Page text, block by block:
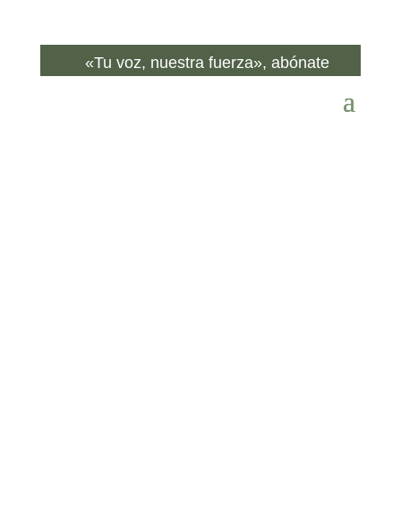
«Tu voz, nuestra fuerza», abónate